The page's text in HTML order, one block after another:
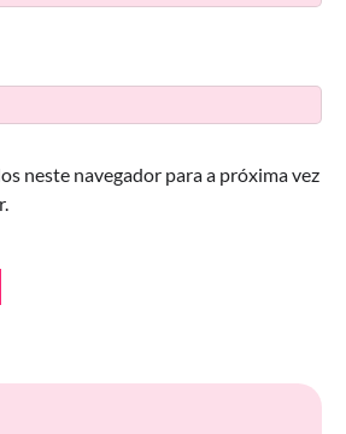
neste navegador para a próxima vez